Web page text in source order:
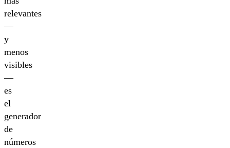
relevantes
—
y
menos
visibles
—
es
el
generador
de
números